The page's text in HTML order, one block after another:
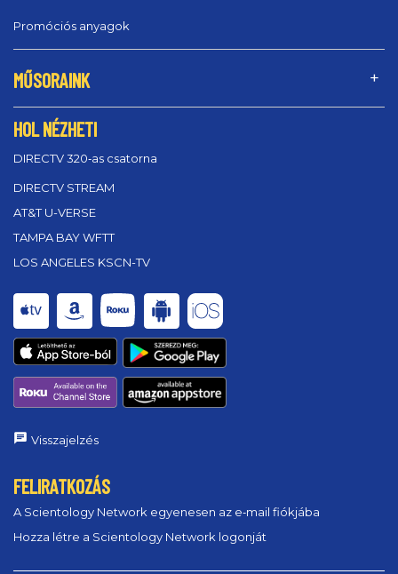
Promóciós anyagok
MŰSORAINK
HOL NÉZHETI
DIRECTV 320‑as csatorna
DIRECTV STREAM
AT&T U-VERSE
TAMPA BAY WFTT
LOS ANGELES KSCN-TV
Visszajelzés
FELIRATKOZÁS
A Scientology Network egyenesen az e‑mail fiókjába
Hozza létre a Scientology Network logonját